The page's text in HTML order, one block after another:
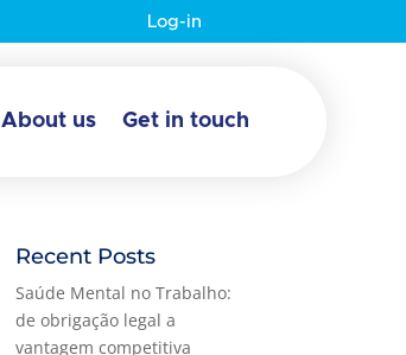
Log-in
About us Get in touch
Recent Posts
Saúde Mental no Trabalho:
de obrigação legal a
vantagem competitiva